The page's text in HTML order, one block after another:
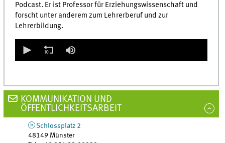
Podcast. Er ist Professor für Erziehungswissenschaft und
forscht unter anderem zum Lehrerberuf und zur
Lehrerbildung.
seconds
KOMMUNIKATION UND
ÖFFENTLICHKEITSARBEIT
Schlossplatz 2
48149 Münster